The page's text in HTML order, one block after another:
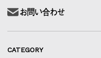
CATEGORY